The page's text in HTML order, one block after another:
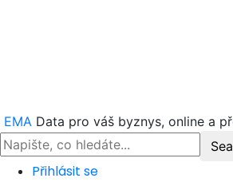
EMA Data pro váš byznys, online a
Přihlásit se